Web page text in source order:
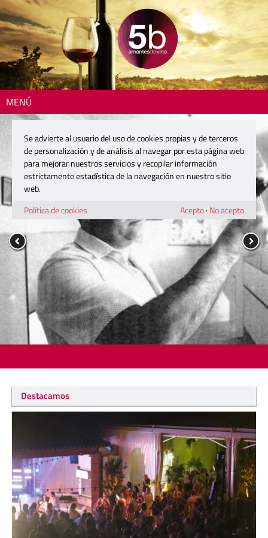
MENÚ
Destacamos
Se advierte al usuario del uso de cookies propias y de terceros
de personalización y de análisis al navegar por esta página web
para mejorar nuestros servicios y recopilar información
estrictamente estadística de la navegación en nuestro sitio
web.
Política de cookies
Acepto· No acepto